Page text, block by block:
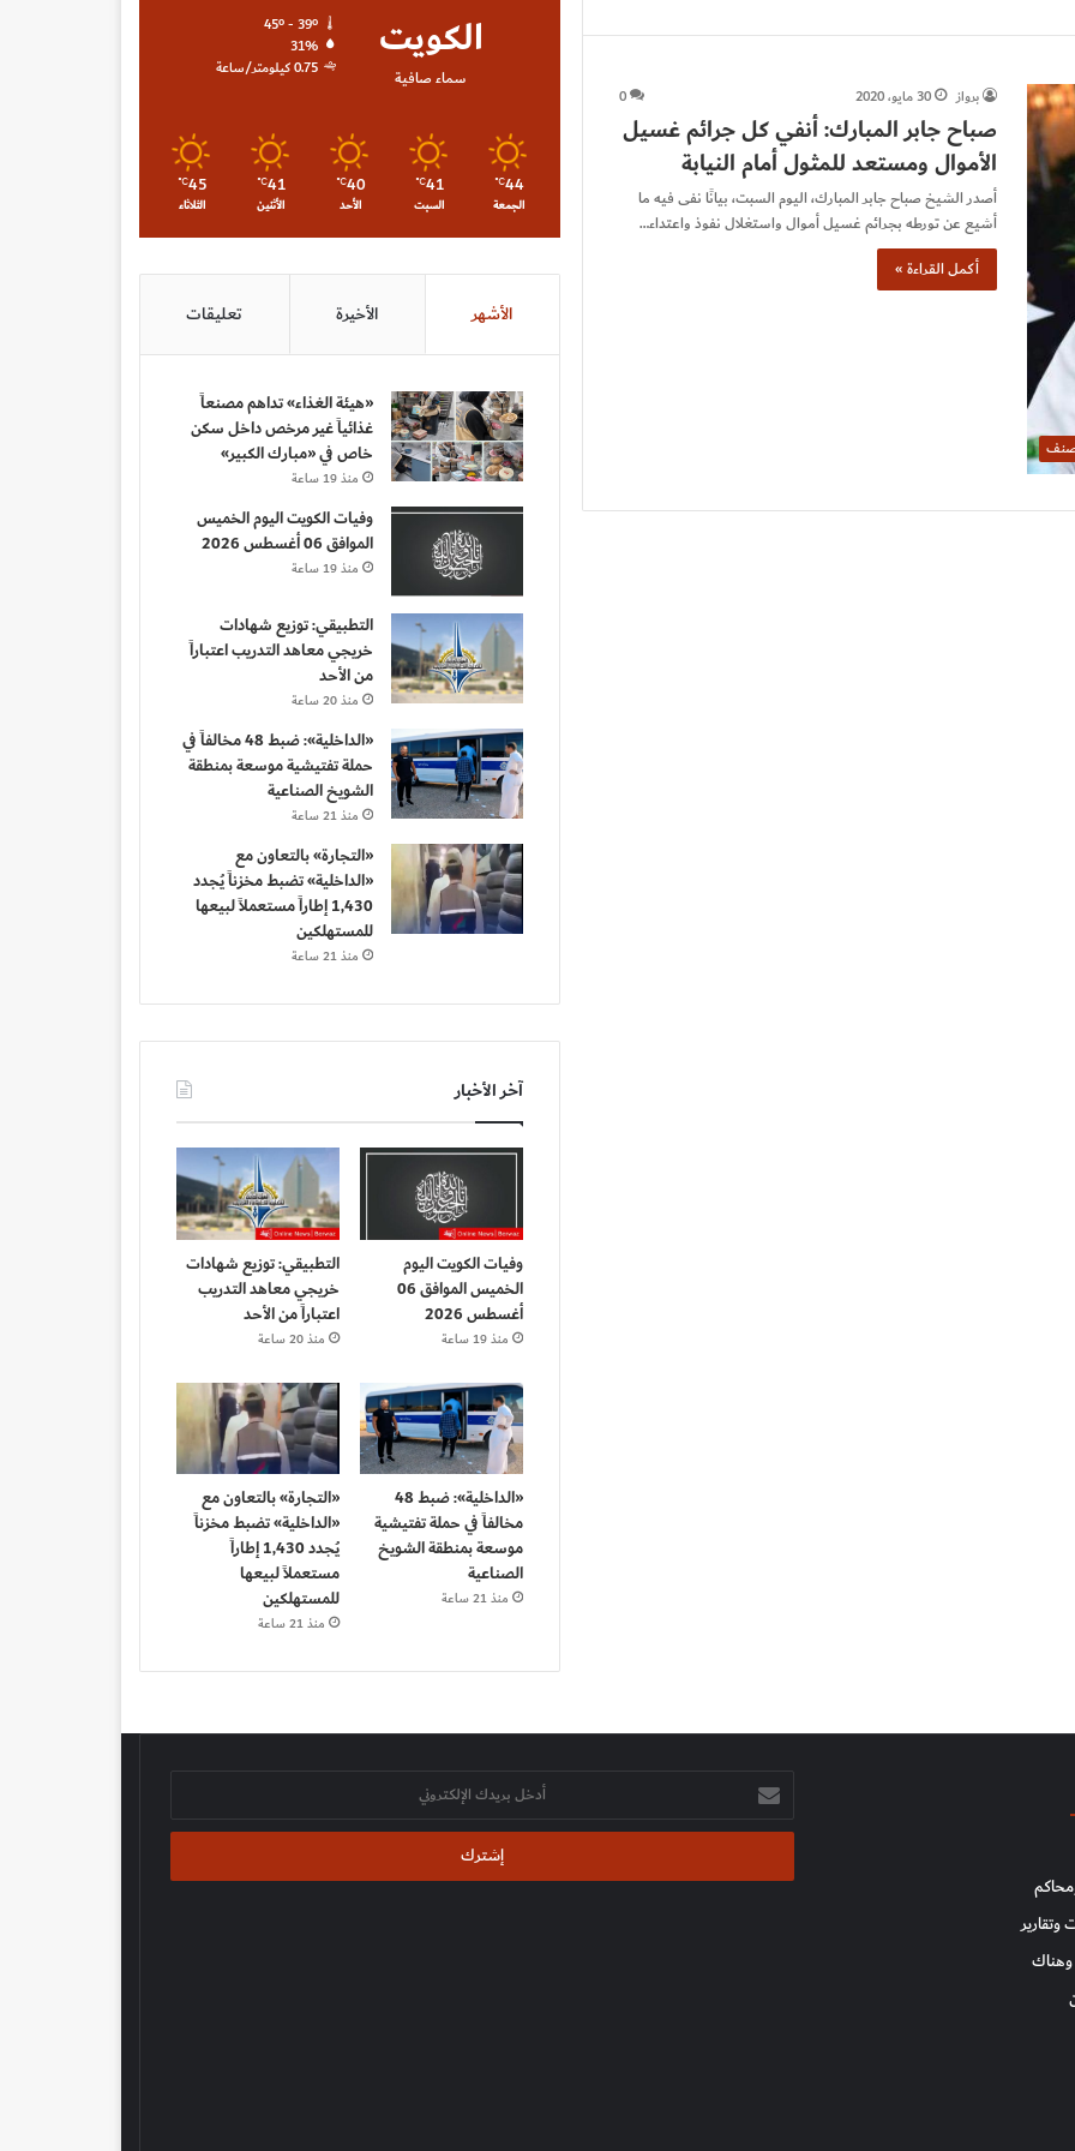
برواز 30 مايو، 2020 0
صباح جابر المبارك: أنفي كل جرائم غسيل
الأموال ومستعد للمثول أمام النيابة
أصدر الشيخ صباح جابر المبارك، اليوم السبت، بيانًا نفى فيه ما
أشيع عن تورطه بجرائم غسيل أموال واستغلال نفوذ واعتداء…
أكمل القراءة »
الكويت
سماء صافية
45º - 39º
31%
0.75 كيلومتر/ساعة
44
℃
الجمعة
41
℃
السبت
40
℃
الأحد
41
℃
الأثنين
45
℃
الثلاثاء
الأشهر الأخيرة تعليقات
«هيئة الغذاء» تداهم مصنعاً
غذائياً غير مرخص داخل سكن
خاص في «مبارك الكبير»
منذ 19 ساعة
وفيات الكويت اليوم الخميس
الموافق 06 أغسطس 2026
منذ 19 ساعة
التطبيقي: توزيع شهادات
خريجي معاهد التدريب اعتباراً
من الأحد
منذ 20 ساعة
«الداخلية»: ضبط 48 مخالفاً في
حملة تفتيشية موسعة بمنطقة
الشويخ الصناعية
منذ 21 ساعة
«التجارة» بالتعاون مع
«الداخلية» تضبط مخزناً يُجدد
1,430 إطاراً مستعملاً لبيعها
للمستهلكين
منذ 21 ساعة
آخر الأخبار
وفيات الكويت اليوم
الخميس الموافق 06
أغسطس 2026
منذ 19 ساعة
التطبيقي: توزيع شهادات
خريجي معاهد التدريب
اعتباراً من الأحد
منذ 20 ساعة
«الداخلية»: ضبط 48
مخالفاً في حملة تفتيشية
موسعة بمنطقة الشويخ
الصناعية
منذ 21 ساعة
«التجارة» بالتعاون مع
«الداخلية» تضبط مخزناً
يُجدد 1,430 إطاراً
مستعملاً لبيعها
للمستهلكين
منذ 21 ساعة
وتقارير
أدخل
بريدك
الإلكتروني